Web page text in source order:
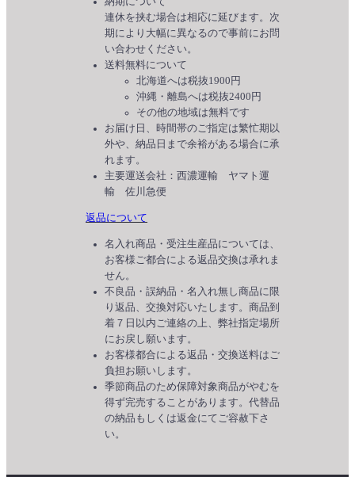
連休を挟む場合は相応に延びます。次
期により大幅に異なるので事前にお問
い合わせください。
送料無料について
北海道へは税抜1900円
沖縄・離島へは税抜2400円
その他の地域は無料です
お届け日、時間帯のご指定は繁忙期以
外や、納品日まで余裕がある場合に承
れます。
主要運送会社：西濃運輸 ヤマト運
輸 佐川急便
返品について
名入れ商品・受注生産品については、
お客様ご都合による返品交換は承れま
せん。
不良品・誤納品・名入れ無し商品に限
り返品、交換対応いたします。商品到
着７日以内ご連絡の上、弊社指定場所
にお戻し願います。
お客様都合による返品・交換送料はご
負担お願いします。
季節商品のため保障対象商品がやむを
得ず完売することがあります。代替品
の納品もしくは返金にてご容赦下さ
い。